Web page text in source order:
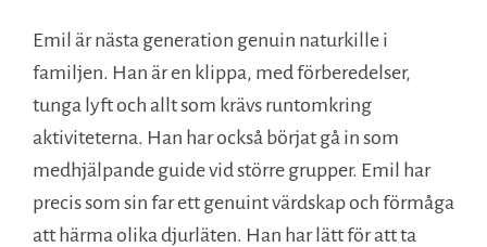
Emil är nästa generation genuin naturkille i
familjen. Han är en klippa, med förberedelser,
tunga lyft och allt som krävs runtomkring
aktiviteterna. Han har också börjat gå in som
medhjälpande guide vid större grupper. Emil har
precis som sin far ett genuint värdskap och förmåga
att härma olika djurläten. Han har lätt för att ta